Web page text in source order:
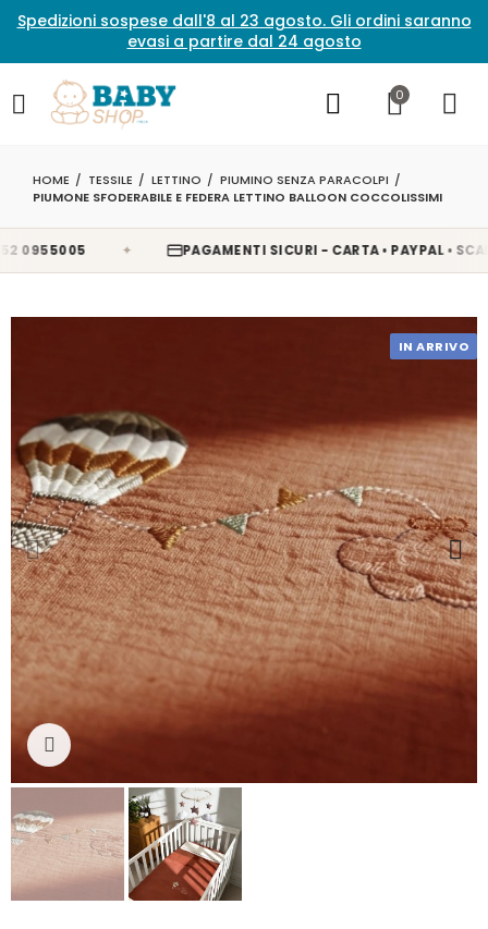
Spedizioni sospese dall'8 al 23 agosto. Gli ordini saranno
evasi a partire dal 24 agosto
0
HOME TESSILE LETTINO
PIUMINO SENZA PARACOLPI
PIUMONE SFODERABILE E FEDERA LETTINO BALLOON COCCOLISSIMI
✦ PAGAMENTI SICURI - CARTA • PAYPAL •
IN ARRIVO